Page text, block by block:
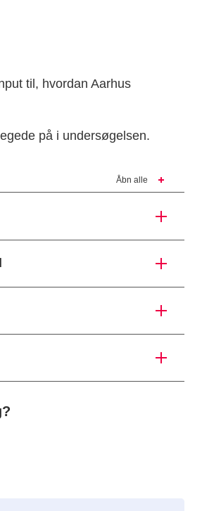
til, hvordan Aarhus
på i undersøgelsen.
Åbn alle